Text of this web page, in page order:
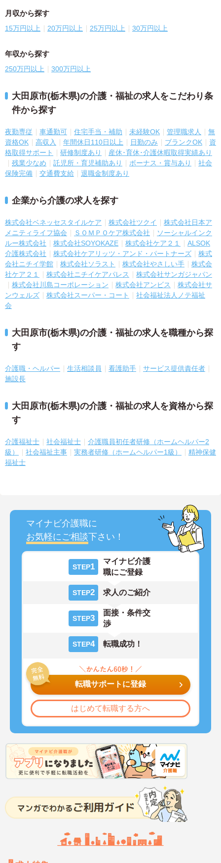
月収から探す
15万円以上 20万円以上 25万円以上 30万円以上
年収から探す
250万円以上 300万円以上
大田原市(栃木県)の介護・福祉の求人をこだわり条
件から探す
夜勤専従 車通勤可 住宅手当・補助 未経験OK 管理職求人
無
資格OK
高収入 年間休日110日以上 日勤のみ ブランクOK
資
格取得サポート
研修制度あり
産休･育休･介護休暇取得実績あり
残業少なめ
託児所・育児補助あり ボーナス・賞与あり
社会
保険完備
交通費支給 退職金制度あり
企業から介護の求人を探す
株式会社ベネッセスタイルケア 株式会社ツクイ
株式会社日本ア
メニティライフ協会
ＳＯＭＰＯケア株式会社
ソーシャルインク
ルー株式会社
株式会社SOYOKAZE 株式会社ケア２１
ALSOK
介護株式会社
株式会社ケアリッツ・アンド・パートナーズ
株式
会社ニチイ学館
株式会社ソラスト 株式会社やさしい手
株式会
社ケア２１
株式会社ニチイケアパレス
株式会社サンガジャパン
株式会社川島コーポレーション
株式会社アンビス
株式会社サ
ンウェルズ
株式会社スーパー・コート
社会福祉法人ノテ福祉
会
大田原市(栃木県)の介護・福祉の求人を職種から探
す
介護職・ヘルパー 生活相談員 看護助手
サービス提供責任者
施設長
大田原市(栃木県)の介護・福祉の求人を資格から探
す
介護福祉士 社会福祉士
介護職員初任者研修（ホームヘルパー2
級）
社会福祉主事 実務者研修（ホームヘルパー1級）
精神保健
福祉士
マイナビ介護職に
お気軽にご相談下さい！
STEP1
マイナビ介護
職にご登録
STEP2 求人のご紹介
STEP3
面接・条件交
渉
STEP4 転職成功！
転職サポートに登録
はじめて転職する方へ